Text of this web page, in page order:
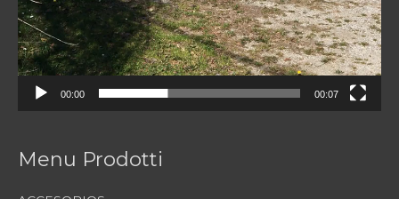
00:00 00:07
Menu Prodotti